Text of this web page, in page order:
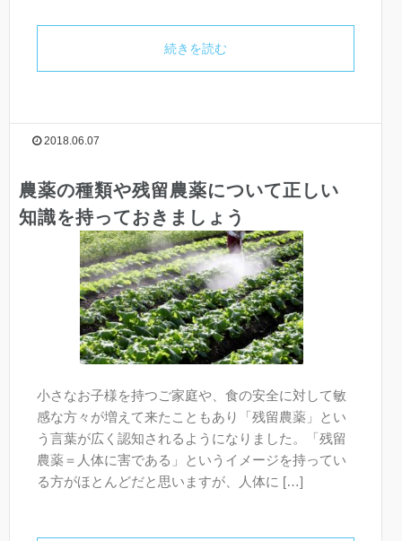
続きを読む
2018.06.07
農薬の種類や残留農薬について正しい
知識を持っておきましょう
小さなお子様を持つご家庭や、食の安全に対して敏
感な方々が増えて来たこともあり「残留農薬」とい
う言葉が広く認知されるようになりました。「残留
農薬＝人体に害である」というイメージを持ってい
る方がほとんどだと思いますが、人体に […]